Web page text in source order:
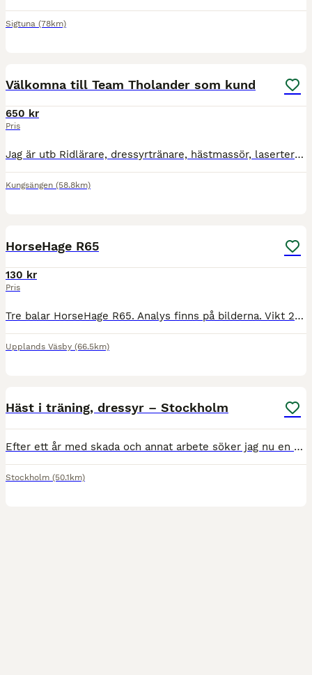
Sigtuna (78km)
Välkomna till Team Tholander som kund
650 kr
Pris
Jag är utb Ridlärare, dressyrtränare, hästmassör, laserterapeut, sadel inpassare och har även mycket kunskap inom ledarskap.
Kungsängen (58.8km)
HorseHage R65
130 kr
Pris
Tre balar HorseHage R65. Analys finns på bilderna. Vikt 20-25kg/bal Pris 130kr/bal Kan tas till Upplands Väsby, Bålsta och Enköping.
Upplands Väsby (66.5km)
Häst i träning, dressyr – Stockholm
Efter ett år med skada och annat arbete söker jag nu en häst att ta emot i träning och ser fram emot att få arbeta med häst igen. Jag har tidigare arbetat i cirka fem år hos landslagstränare Louise N
Stockholm (50.1km)